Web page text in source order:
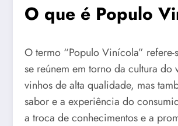
O que é Populo
O termo “Populo Vinícola”
se reúnem em torno da cultura do
vinhos de alta qualidade, mas
sabor e a experiência do
a troca de conhecimentos e a